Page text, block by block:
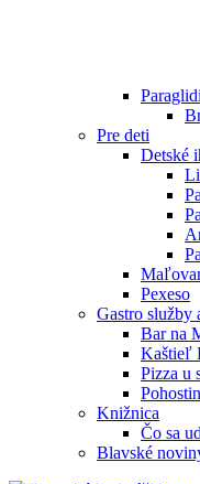
Pre deti
Detské
Pexeso
Gastro služby
Bar na
Kaštieľ
Pizza u
Knižnica
Čo sa
Blavské